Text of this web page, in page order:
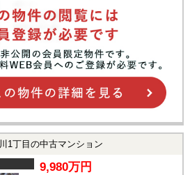
スタッフ紹介
お客様の声
お知らせ
お問い合わせ
1丁目の中古マンション
9,980万円